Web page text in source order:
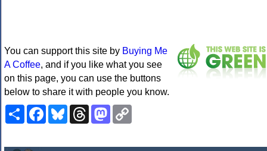
You can support this site by Buying Me
A Coffee, and if you like what you see
on this page, you can use the buttons
below to share it with people you know.
ShareFacebookBlueskyThreadsMastodon